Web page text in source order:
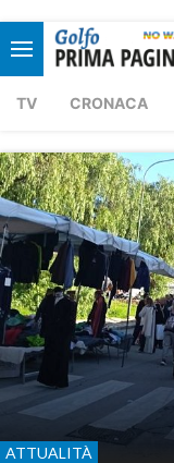
TV CRONACA
ATTUALITÀ